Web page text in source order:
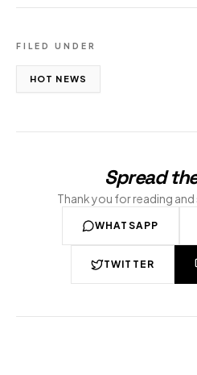
FILED UNDER
HOT NEWS
Spread
Thank you for reading and
WHATSAPP
TWITTER